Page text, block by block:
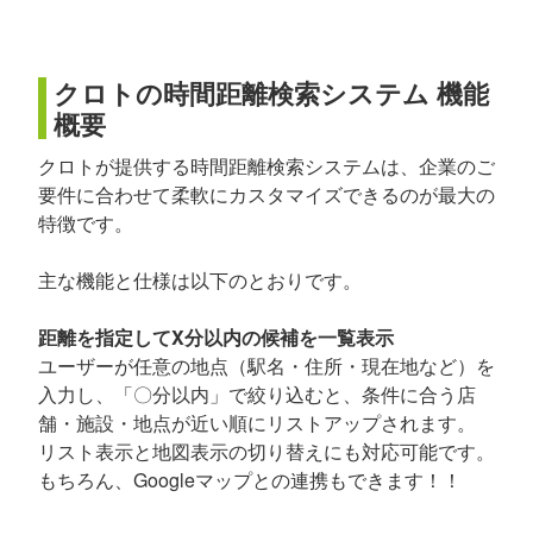
クロトの時間距離検索システム 機能
概要
クロトが提供する時間距離検索システムは、企業のご
要件に合わせて柔軟にカスタマイズできるのが最大の
特徴です。
主な機能と仕様は以下のとおりです。
距離を指定してX分以内の候補を一覧表示
ユーザーが任意の地点（駅名・住所・現在地など）を
入力し、「〇分以内」で絞り込むと、条件に合う店
舗・施設・地点が近い順にリストアップされます。
リスト表示と地図表示の切り替えにも対応可能です。
もちろん、Googleマップとの連携もできます！！